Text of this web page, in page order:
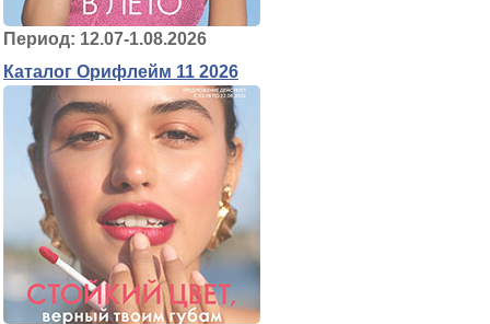
Период: 12.07-1.08.2026
Каталог Орифлейм 11 2026